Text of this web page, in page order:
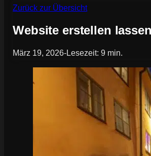
Zurück zur Übersicht
Website erstellen
März 19, 2026-Lesezeit: 9 min.